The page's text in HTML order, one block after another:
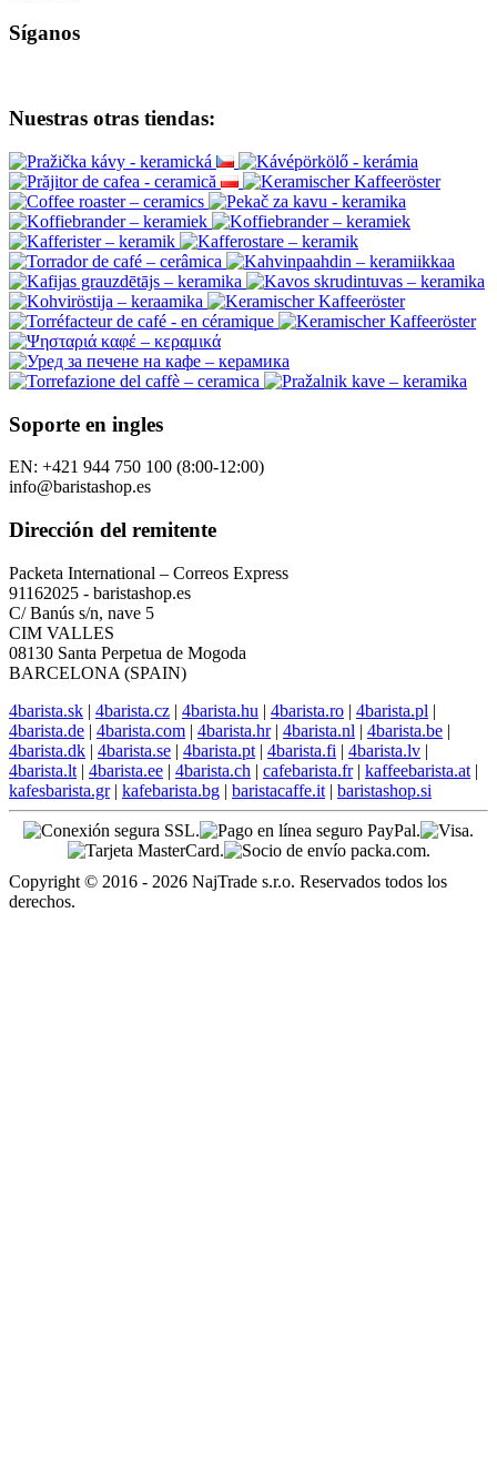
Síganos
Nuestras otras tiendas:
Soporte en ingles
EN: +421 944 750 100 (8:00-12:00)
info@baristashop.es
Dirección del remitente
Packeta International – Correos Express
91162025 - baristashop.es
C/ Banús s/n, nave 5
CIM VALLES
08130 Santa Perpetua de Mogoda
BARCELONA (SPAIN)
4barista.sk | 4barista.cz | 4barista.hu | 4barista.ro | 4barista.pl |
4barista.de | 4barista.com | 4barista.hr| 4barista.nl | 4barista.be |
4barista.dk | 4barista.se | 4barista.pt | 4barista.fi | 4barista.lv |
4barista.lt | 4barista.ee | 4barista.ch | cafebarista.fr| kaffeebarista.at |
kafesbarista.gr| kafebarista.bg | baristacaffe.it | baristashop.si
Copyright © 2016 - 2026 NajTrade s.r.o. Reservados todos los
derechos.